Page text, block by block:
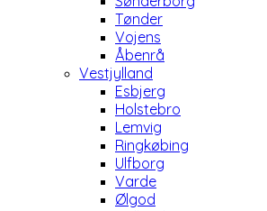
Tønder
Vojens
Åbenrå
Vestjylland
Esbjerg
Holstebro
Lemvig
Ringkøbing
Ulfborg
Varde
Ølgod